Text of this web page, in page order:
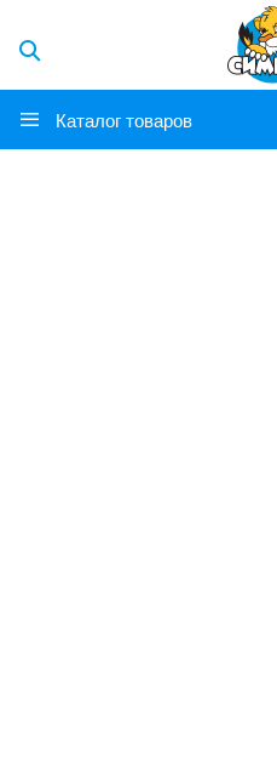
Каталог товаров